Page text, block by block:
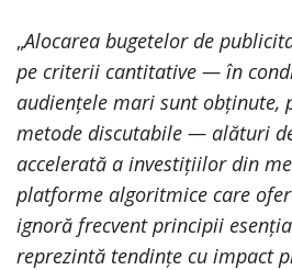
„Alocarea bugetelor de
pe criterii cantitative — în
audiențele mari sunt obținute,
metode discutabile — alături
accelerată a investițiilor din
platforme algoritmice care
ignoră frecvent principii
reprezintă tendințe cu impact